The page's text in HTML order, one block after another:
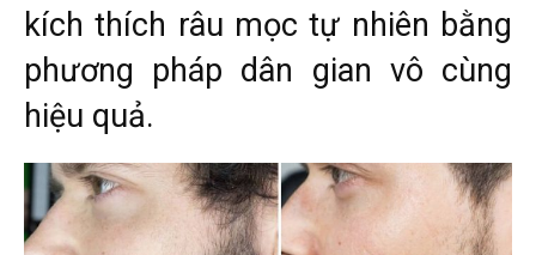
kích thích râu mọc tự nhiên bằng
phương pháp dân gian vô cùng
hiệu quả.